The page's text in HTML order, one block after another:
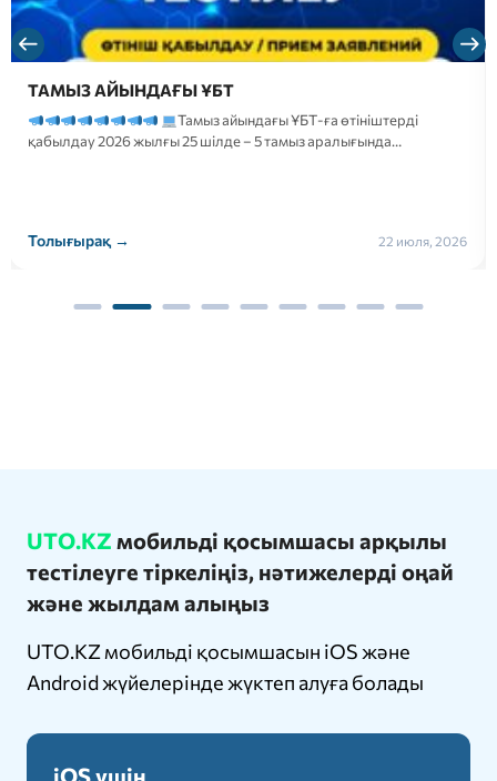
Құрметті магистратураға түсушілер, сіздердің
назарларыңызға 2026-2027 оқу жылына түсуге
арналған…
Толығырақ → 21 июля, 2026
UTO.KZ мобильді қосымшасы арқылы
тестілеуге тіркеліңіз, нәтижелерді оңай
және жылдам алыңыз
UTO.KZ мобильді қосымшасын iOS және
Android жүйелерінде жүктеп алуға болады